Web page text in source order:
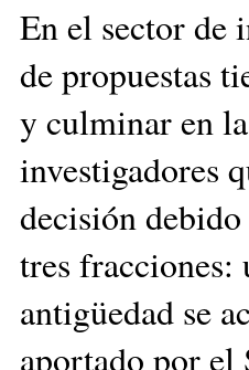
En el sector de
de propuestas
y culminar en
investigadores
decisión
tres fracciones:
antigüedad se
aportado por el